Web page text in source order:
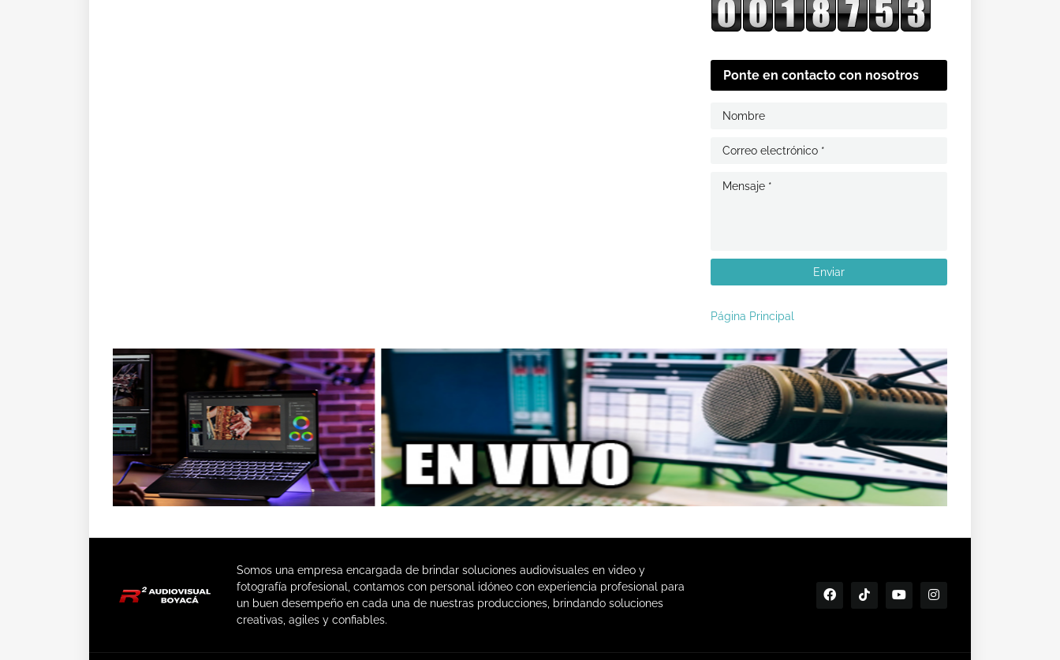
Ponte en contacto con nosotros
Página Principal
Somos una empresa encargada de brindar soluciones audiovisuales en video y
fotografía profesional, contamos con personal idóneo con experiencia profesional para
un buen desempeño en cada una de nuestras producciones, brindando soluciones
creativas, agiles y confiables.